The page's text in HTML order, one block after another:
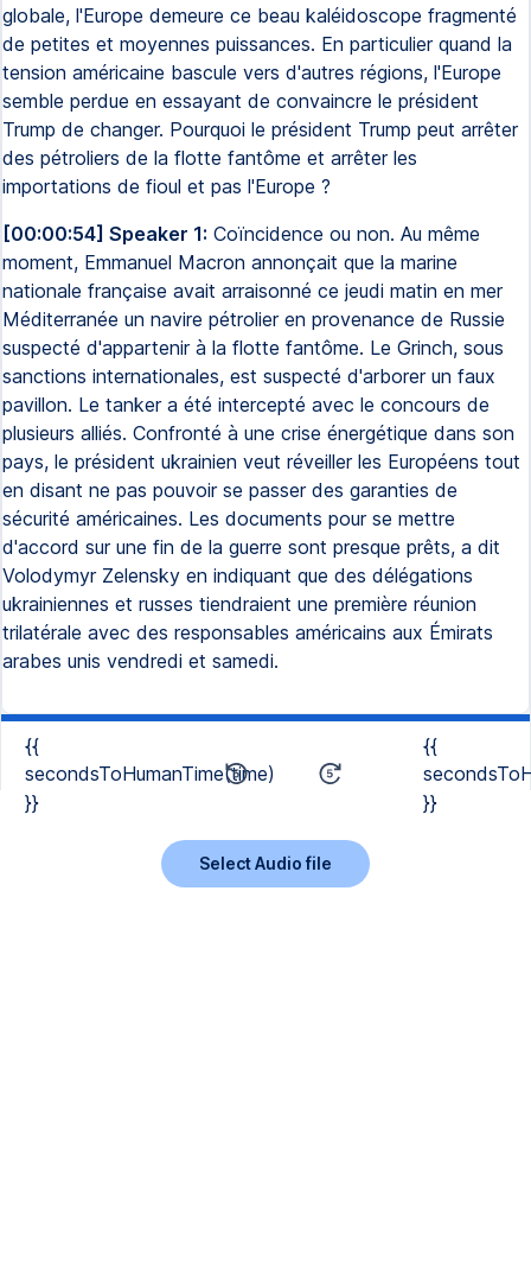
globale, l'Europe demeure ce beau kaléidoscope fragmenté
de petites et moyennes puissances. En particulier quand la
tension américaine bascule vers d'autres régions, l'Europe
semble perdue en essayant de convaincre le président
Trump de changer. Pourquoi le président Trump peut arrêter
des pétroliers de la flotte fantôme et arrêter les
importations de fioul et pas l'Europe ?
[00:00:54] Speaker 1: Coïncidence ou non. Au même
moment, Emmanuel Macron annonçait que la marine
nationale française avait arraisonné ce jeudi matin en mer
Méditerranée un navire pétrolier en provenance de Russie
suspecté d'appartenir à la flotte fantôme. Le Grinch, sous
sanctions internationales, est suspecté d'arborer un faux
pavillon. Le tanker a été intercepté avec le concours de
plusieurs alliés. Confronté à une crise énergétique dans son
pays, le président ukrainien veut réveiller les Européens tout
en disant ne pas pouvoir se passer des garanties de
sécurité américaines. Les documents pour se mettre
d'accord sur une fin de la guerre sont presque prêts, a dit
Volodymyr Zelensky en indiquant que des délégations
ukrainiennes et russes tiendraient une première réunion
trilatérale avec des responsables américains aux Émirats
arabes unis vendredi et samedi.
{{
secondsToHumanTime(time)
}}
{{
}}
Select Audio file